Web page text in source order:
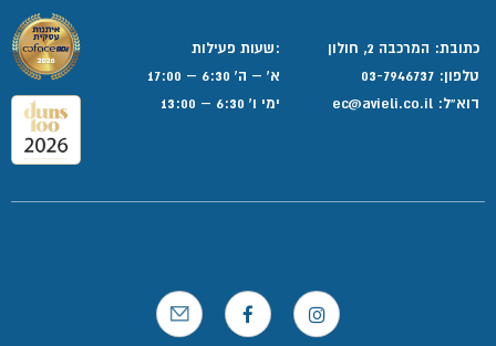
כתובת: המרכבה 2, חולון
טלפון: 03-7946737
דוא”ל:
:שעות פעילות
א' – ה' 6:30 – 17:00
ימי ו' 6:30 – 13:00